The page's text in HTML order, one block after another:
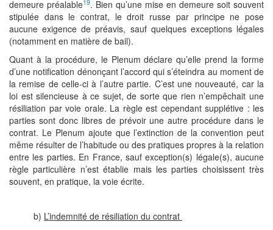
demeure préalable19. Bien qu’une mise en demeure soit souvent
stipulée dans le contrat, le droit russe par principe ne pose
aucune exigence de préavis, sauf quelques exceptions légales
(notamment en matière de bail).
Quant à la procédure, le Plenum déclare qu’elle prend la forme
d’une notification dénonçant l’accord qui s’éteindra au moment de
la remise de celle-ci à l’autre partie. C’est une nouveauté, car la
loi est silencieuse à ce sujet, de sorte que rien n’empêchait une
résiliation par voie orale. La règle est cependant supplétive : les
parties sont donc libres de prévoir une autre procédure dans le
contrat. Le Plenum ajoute que l’extinction de la convention peut
même résulter de l’habitude ou des pratiques propres à la relation
entre les parties. En France, sauf exception(s) légale(s), aucune
règle particulière n’est établie mais les parties choisissent très
souvent, en pratique, la voie écrite.
b) L’indemnité de résiliation du contrat